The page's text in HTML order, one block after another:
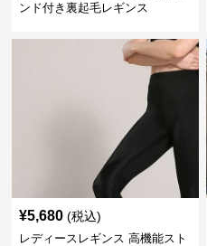
ンド付き裏起毛レギンス
¥5,680 (税込)
レディースレギンス 高機能スト